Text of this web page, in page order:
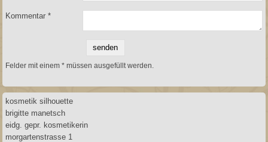
Kommentar *
Felder mit einem * müssen ausgefüllt werden.
kosmetik silhouette
brigitte manetsch
eidg. gepr. kosmetikerin
morgartenstrasse 1